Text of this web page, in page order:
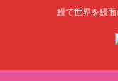
鰻で世界を鰻